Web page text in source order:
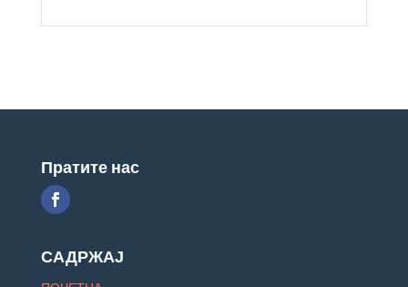
Пратите нас
САДРЖАЈ